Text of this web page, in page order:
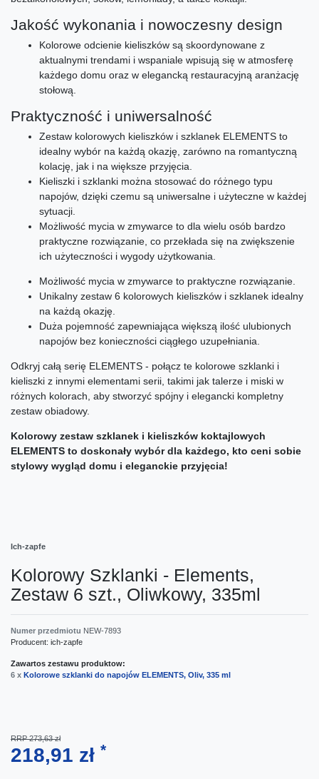
Jakość wykonania i nowoczesny design
Kolorowe odcienie kieliszków są skoordynowane z
aktualnymi trendami i wspaniale wpisują się w atmosferę
każdego domu oraz w elegancką restauracyjną aranżację
stołową.
Praktyczność i uniwersalność
Zestaw kolorowych kieliszków i szklanek ELEMENTS to
idealny wybór na każdą okazję, zarówno na romantyczną
kolację, jak i na większe przyjęcia.
Kieliszki i szklanki można stosować do różnego typu
napojów, dzięki czemu są uniwersalne i użyteczne w każdej
sytuacji.
Możliwość mycia w zmywarce to dla wielu osób bardzo
praktyczne rozwiązanie, co przekłada się na zwiększenie
ich użyteczności i wygody użytkowania.
Możliwość mycia w zmywarce to praktyczne rozwiązanie.
Unikalny zestaw 6 kolorowych kieliszków i szklanek idealny
na każdą okazję.
Duża pojemność zapewniająca większą ilość ulubionych
napojów bez konieczności ciągłego uzupełniania.
Odkryj całą serię ELEMENTS - połącz te kolorowe szklanki i
kieliszki z innymi elementami serii, takimi jak talerze i miski w
różnych kolorach, aby stworzyć spójny i elegancki kompletny
zestaw obiadowy.
Kolorowy zestaw szklanek i kieliszków koktajlowych
ELEMENTS to doskonały wybór dla każdego, kto ceni sobie
stylowy wygląd domu i eleganckie przyjęcia!
Ich-zapfe
Kolorowy Szklanki - Elements,
Zestaw 6 szt., Oliwkowy, 335ml
Numer przedmiotu NEW-7893
Producent: ich-zapfe
Zawartos zestawu produktow:
6 x Kolorowe szklanki do napojów ELEMENTS, Oliv, 335 ml
RRP 273,63 zł
218,91 zł *